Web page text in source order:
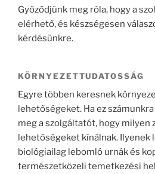
Győződjünk meg róla, hogy a
elérhető, és készségesen
kérdésünkre.
KÖRNYEZETTUDATOSSÁG
Egyre többen keresnek
lehetőségeket. Ha ez
meg a szolgáltatót, hogy milyen
lehetőségeket kínálnak. Ilyenek
biológiailag lebomló urnák és
természetközeli temetkezési